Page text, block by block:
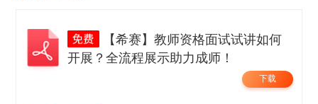
【希赛】教师资格面试试讲如何
开展？全流程展示助力成师！
下载